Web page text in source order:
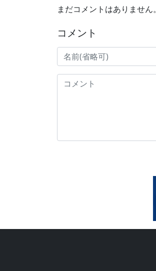
まだコメントはありません。
コメント